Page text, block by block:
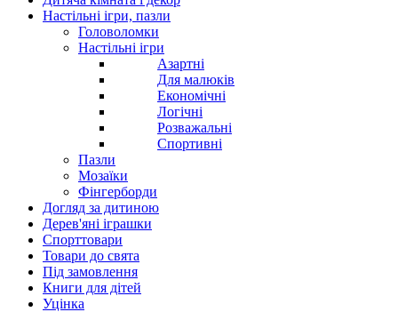
Настільні ігри, пазли
Головоломки
Настільні ігри
Азартні
Для малюків
Економічні
Логічні
Розважальні
Спортивні
Пазли
Мозаїки
Фінгерборди
Догляд за дитиною
Дерев'яні іграшки
Спорттовари
Товари до свята
Під замовлення
Книги для дітей
Уцінка